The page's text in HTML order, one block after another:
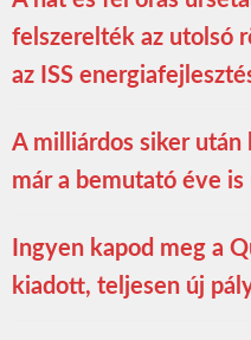
felszerelték az utolsó
az ISS
A milliárdos siker után
már a bemutató éve is
Ingyen kapod meg a
kiadott, teljesen új